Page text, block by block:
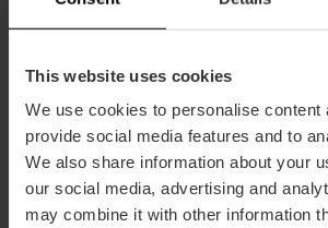
This website uses cookies
We use cookies to personalise content
provide social media features and to
We also share information about your
our social media, advertising and
may combine it with other information
Cómo llegar